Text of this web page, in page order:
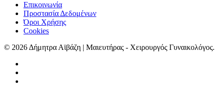
Επικοινωνία
Προστασία Δεδομένων
Όροι Χρήσης
Cookies
© 2026 Δήμητρα Αϊβάζη | Μαιευτήρας - Χειρουργός Γυναικολόγος.